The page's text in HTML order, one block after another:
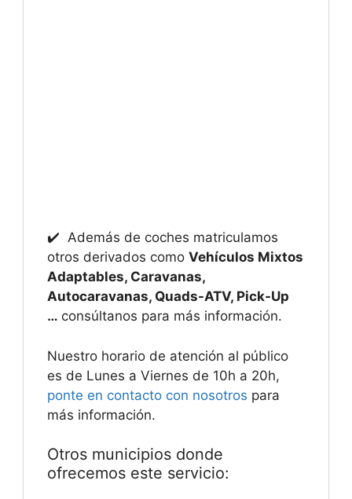
✔️ Además de coches matriculamos
otros derivados como Vehículos Mixtos
Adaptables, Caravanas,
Autocaravanas, Quads-ATV, Pick-Up
… consúltanos para más información.
Nuestro horario de atención al público
es de Lunes a Viernes de 10h a 20h,
ponte en contacto con nosotros para
más información.
Otros municipios donde
ofrecemos este servicio: